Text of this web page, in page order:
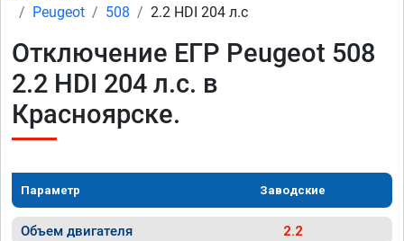
Peugeot
508 2.2 HDI 204 л.с
Отключение ЕГР Peugeot 508
2.2 HDI 204 л.с. в
Красноярске.
Параметр Заводские
Объем двигателя 2.2